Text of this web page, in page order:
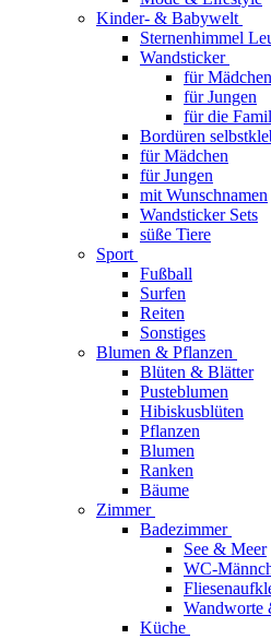
Kinder- & Babywelt
Sternenhimmel
Wandsticker
für Mädchen
für Jungen
für die
Bordüren
für Mädchen
für Jungen
mit Wunschnamen
Wandsticker Sets
süße Tiere
Sport
Fußball
Surfen
Reiten
Sonstiges
Blumen & Pflanzen
Blüten & Blätter
Pusteblumen
Hibiskusblüten
Pflanzen
Blumen
Ranken
Bäume
Zimmer
Badezimmer
See & Meer
WC-
Wandworte
Küche